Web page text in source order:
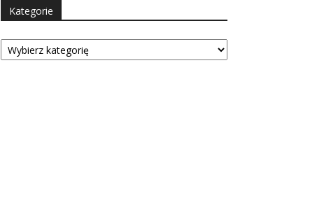
Kategorie
Kategorie